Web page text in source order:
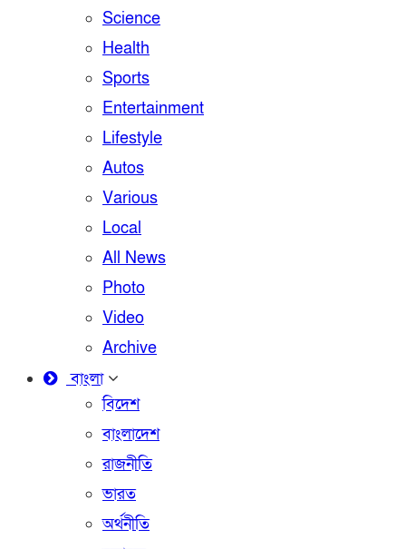
Science
Health
Sports
Entertainment
Lifestyle
Autos
Various
Local
All News
Photo
Video
Archive
বাংলা
বিদেশ
বাংলাদেশ
রাজনীতি
ভারত
অর্থনীতি